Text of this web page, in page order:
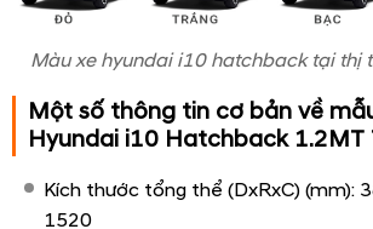
Màu xe hyundai i10 hatchback tại thị
Một số thông tin cơ bản về
Hyundai i10 Hatchback 1.2MT
Kích thước tổng thể (DxRxC) (mm):
1520